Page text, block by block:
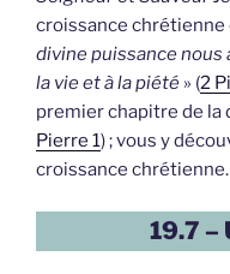
croissance chrétienne
divine puissance nous
la vie et à la piété » (2
premier chapitre de la
Pierre 1) ; vous y
croissance chrétienne.
19.7 –